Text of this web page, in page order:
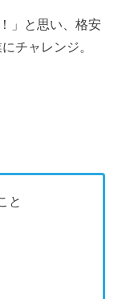
」と思い、格安
チャレンジ。
と